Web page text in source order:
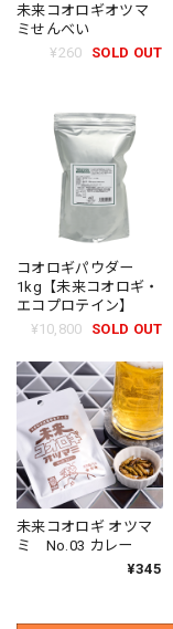
未来コオロギオツマ
ミせんべい
¥260
SOLD OUT
コオロギパウダー
1kg【未来コオロギ・
エコプロテイン】
¥10,800
SOLD OUT
未来コオロギ オツマ
ミ No.03 カレー
¥345